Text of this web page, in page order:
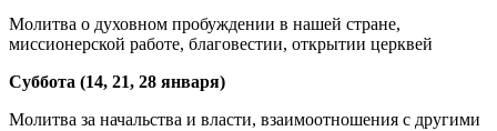
Молитва о духовном пробуждении в нашей стране,
миссионерской работе, благовестии, открытии церквей
Суббота (14, 21, 28 января)
Молитва за начальства и власти, взаимоотношения с другими